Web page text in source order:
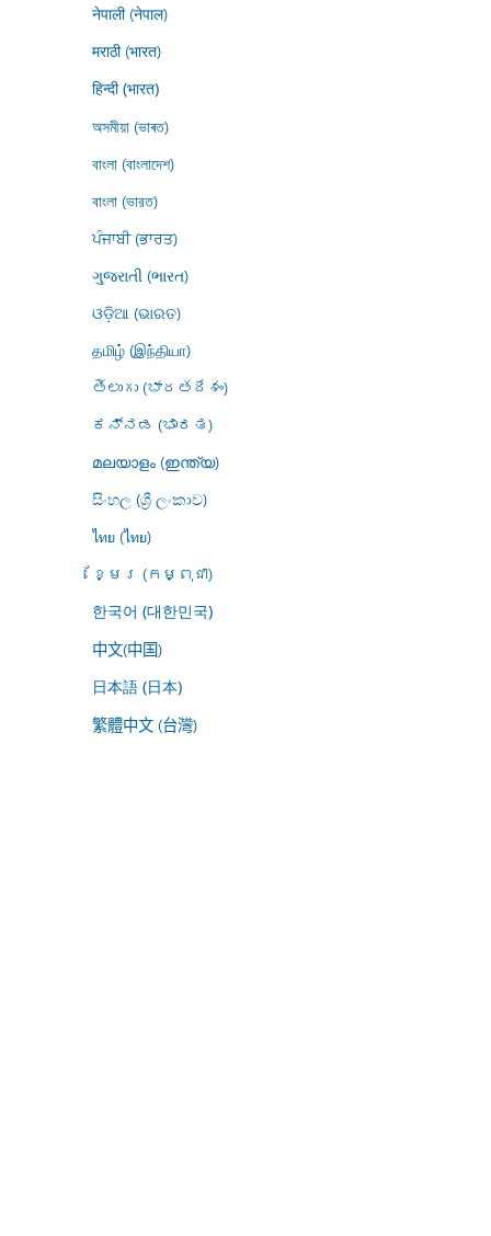
नेपाली (नेपाल)
मराठी (भारत)
हिन्दी (भारत)
অসমীয়া (ভাৰত)
বাংলা (বাংলাদেশ)
বাংলা (ভারত)
ਪੰਜਾਬੀ (ਭਾਰਤ)
ગુજરાતી (ભારત)
ଓଡ଼ିଆ (ଭାରତ)
தமிழ் (இந்தியா)
తెలుగు (భారతదేశం)
ಕನ್ನಡ (ಭಾರತ)
മലയാളം (ഇന്ത്യ)
සිංහල (ශ්‍රී ලංකාව)
ไทย (ไทย)
ខ្មែរ (កម្ពុជា)
한국어 (대한민국)
中文(中国)
日本語 (日本)
繁體中文 (台灣)